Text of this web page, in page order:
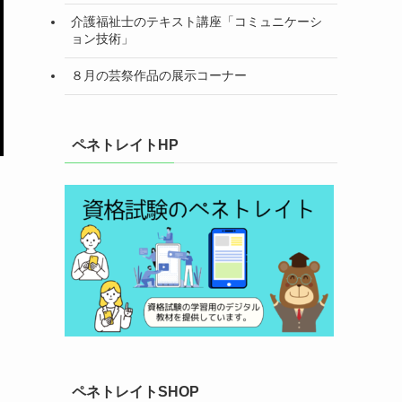
介護福祉士のテキスト講座「コミュニケーシ
ョン技術」
８月の芸祭作品の展示コーナー
ペネトレイトHP
ペネトレイトSHOP